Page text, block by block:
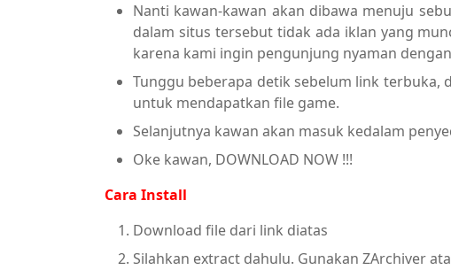
Nanti kawan-kawan akan dibawa menuju
dalam situs tersebut tidak ada iklan yang
karena kami ingin pengunjung nyaman
Tunggu beberapa detik sebelum link terbuka,
untuk mendapatkan file game.
Selanjutnya kawan akan masuk kedalam
Oke kawan, DOWNLOAD NOW !!!
Cara Install
Download file dari link diatas
Silahkan extract dahulu. Gunakan ZArchiver